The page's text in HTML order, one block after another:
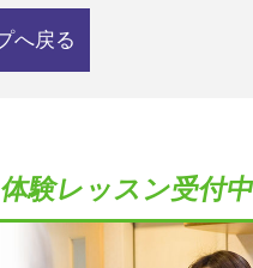
へ戻る
験レッスン受付